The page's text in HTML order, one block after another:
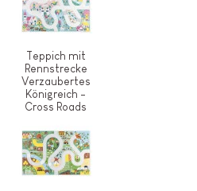
Teppich mit
Rennstrecke
Verzaubertes
Königreich -
Cross Roads